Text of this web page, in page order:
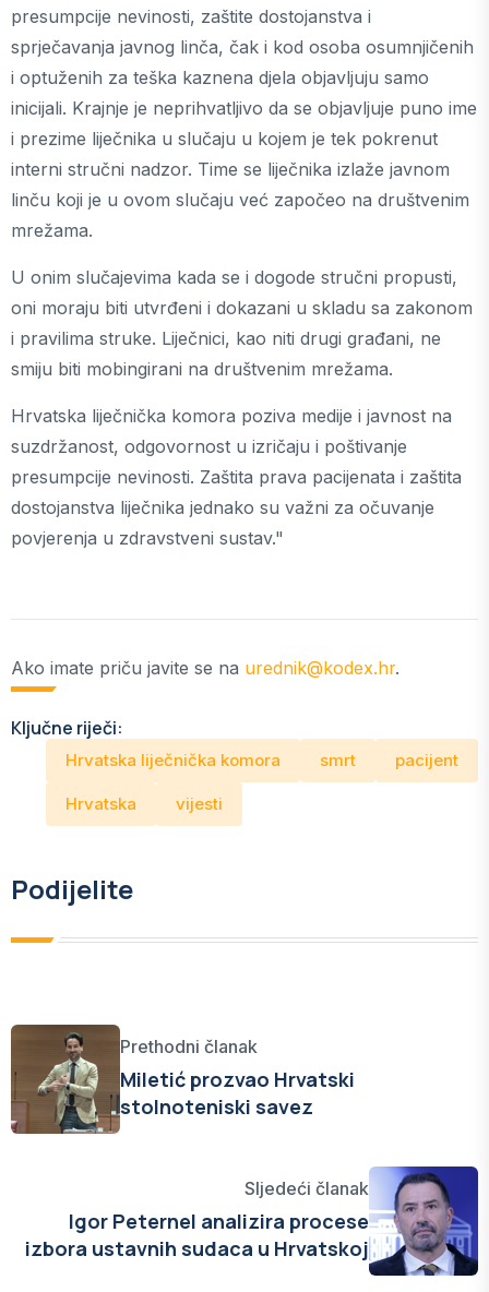
presumpcije nevinosti, zaštite dostojanstva i
sprječavanja javnog linča, čak i kod osoba osumnjičenih
i optuženih za teška kaznena djela objavljuju samo
inicijali. Krajnje je neprihvatljivo da se objavljuje puno ime
i prezime liječnika u slučaju u kojem je tek pokrenut
interni stručni nadzor. Time se liječnika izlaže javnom
linču koji je u ovom slučaju već započeo na društvenim
mrežama.
U onim slučajevima kada se i dogode stručni propusti,
oni moraju biti utvrđeni i dokazani u skladu sa zakonom
i pravilima struke. Liječnici, kao niti drugi građani, ne
smiju biti mobingirani na društvenim mrežama.
Hrvatska liječnička komora poziva medije i javnost na
suzdržanost, odgovornost u izričaju i poštivanje
presumpcije nevinosti. Zaštita prava pacijenata i zaštita
dostojanstva liječnika jednako su važni za očuvanje
povjerenja u zdravstveni sustav."
Ako imate priču javite se na urednik@kodex.hr.
Ključne riječi:
Hrvatska liječnička komora smrt pacijent
Hrvatska vijesti
Podijelite
Prethodni članak
Miletić prozvao Hrvatski
stolnoteniski savez
Sljedeći članak
Igor Peternel analizira procese
izbora ustavnih sudaca u Hrvatskoj